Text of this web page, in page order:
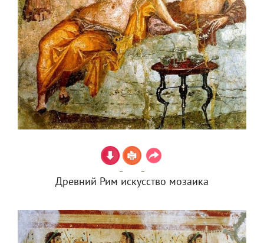
Древний Рим искусство мозаика